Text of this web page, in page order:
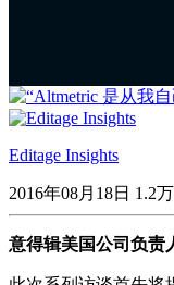
00:00 /00:00
Editage Insights
2016年08月18日 1.2
意得辑美国公司负责